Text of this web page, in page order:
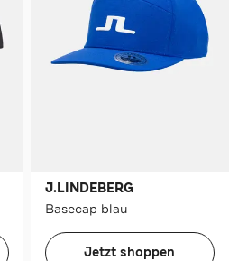
J.LINDEBERG
Basecap blau
Jetzt shoppen